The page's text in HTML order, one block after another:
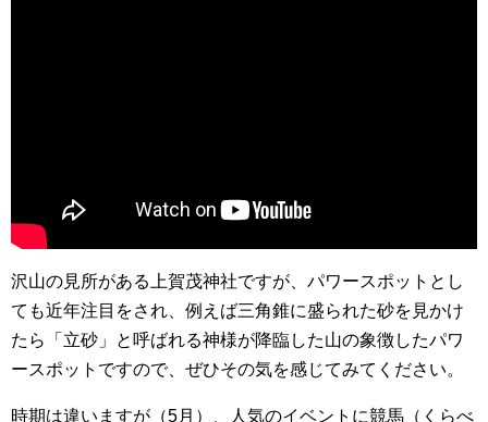
沢山の見所がある上賀茂神社ですが、パワースポットとし
ても近年注目をされ、例えば三角錐に盛られた砂を見かけ
たら「立砂」と呼ばれる神様が降臨した山の象徴したパワ
ースポットですので、ぜひその気を感じてみてください。
時期は違いますが（5月）、人気のイベントに競馬（くらべ